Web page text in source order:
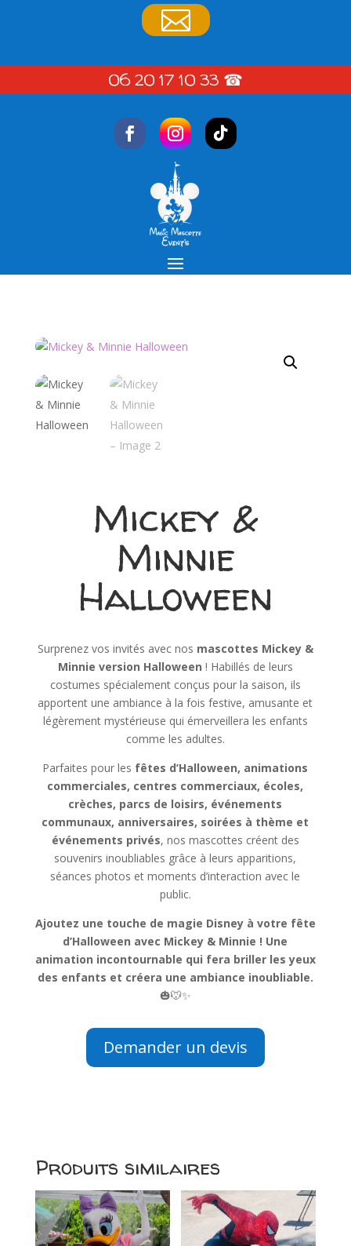

06 20 17 10 33 ☎
Mickey &
Minnie
Halloween
Surprenez vos invités avec nos mascottes Mickey &
Minnie version Halloween ! Habillés de leurs
costumes spécialement conçus pour la saison, ils
apportent une ambiance à la fois festive, amusante et
légèrement mystérieuse qui émerveillera les enfants
comme les adultes.
Parfaites pour les fêtes d’Halloween, animations
commerciales, centres commerciaux, écoles,
crèches, parcs de loisirs, événements
communaux, anniversaires, soirées à thème et
événements privés, nos mascottes créent des
souvenirs inoubliables grâce à leurs apparitions,
séances photos et moments d’interaction avec le
public.
Ajoutez une touche de magie Disney à votre fête
d’Halloween avec Mickey & Minnie ! Une
animation incontournable qui fera briller les yeux
des enfants et créera une ambiance inoubliable.
🎃🐭✨
Demander un devis
Produits similaires